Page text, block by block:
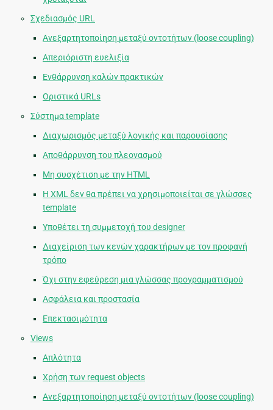
Σχεδιασμός URL
Ανεξαρτητοποίηση μεταξύ οντοτήτων (loose coupling)
Απεριόριστη ευελιξία
Ενθάρρυνση καλών πρακτικών
Οριστικά URLs
Σύστημα template
Διαχωρισμός μεταξύ λογικής και παρουσίασης
Αποθάρρυνση του πλεονασμού
Μη συσχέτιση με την HTML
Η XML δεν θα πρέπει να χρησιμοποιείται σε γλώσσες
template
Υποθέτει τη συμμετοχή του designer
Διαχείριση των κενών χαρακτήρων με τον προφανή
τρόπο
Όχι στην εφεύρεση μια γλώσσας προγραμματισμού
Ασφάλεια και προστασία
Επεκτασιμότητα
Views
Απλότητα
Χρήση των request objects
Ανεξαρτητοποίηση μεταξύ οντοτήτων (loose coupling)